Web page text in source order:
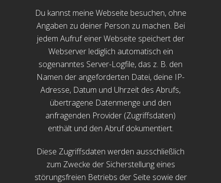
Du kannst meine Webseite besuchen, ohne
Angaben zu deiner Person zu machen. Bei
jedem Aufruf einer Webseite speichert der
Webserver lediglich automatisch ein
sogenanntes Server-Logfile, das z. B. den
Namen der angeforderten Datei, deine IP-
Adresse, Datum und Uhrzeit des Abrufs,
übertragene Datenmenge und den
anfragenden Provider (Zugriffsdaten)
enthält und den Abruf dokumentiert.
Diese Zugriffsdaten werden ausschließlich
zum Zwecke der Sicherstellung eines
störungsfreien Betriebs der Seite sowie der